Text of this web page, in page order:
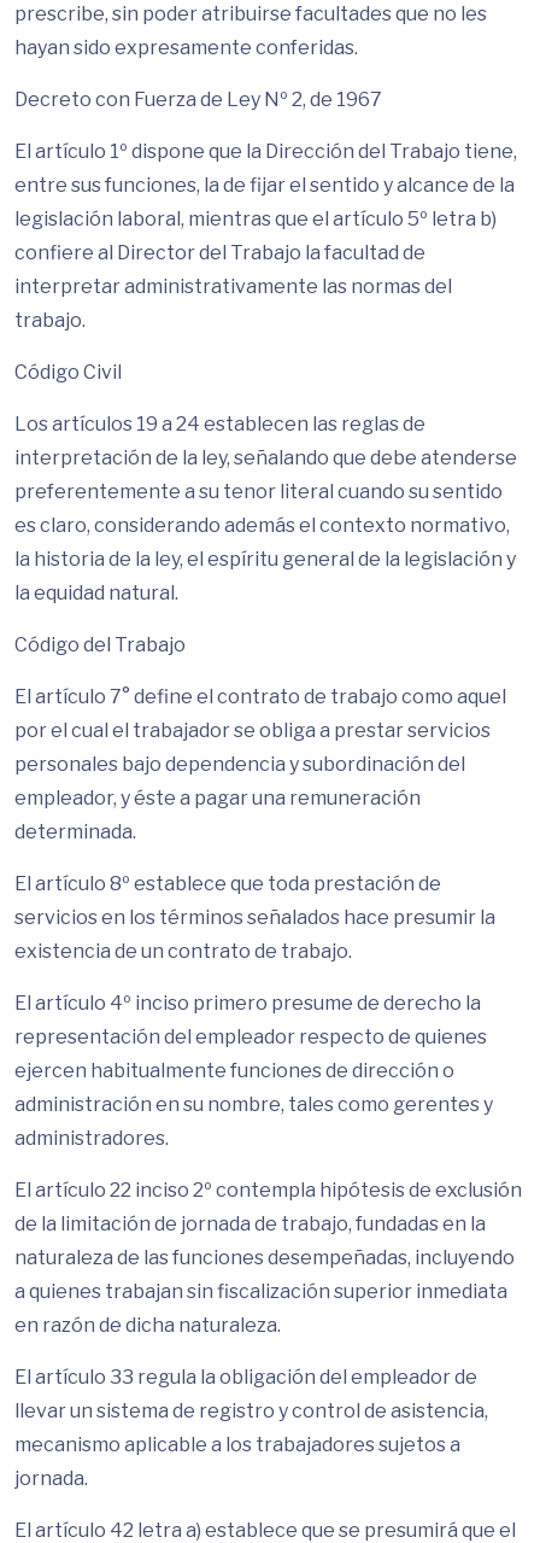
prescribe, sin poder atribuirse facultades que no les
hayan sido expresamente conferidas.
Decreto con Fuerza de Ley Nº 2, de 1967
El artículo 1º dispone que la Dirección del Trabajo tiene,
entre sus funciones, la de fijar el sentido y alcance de la
legislación laboral, mientras que el artículo 5º letra b)
confiere al Director del Trabajo la facultad de
interpretar administrativamente las normas del
trabajo.
Código Civil
Los artículos 19 a 24 establecen las reglas de
interpretación de la ley, señalando que debe atenderse
preferentemente a su tenor literal cuando su sentido
es claro, considerando además el contexto normativo,
la historia de la ley, el espíritu general de la legislación y
la equidad natural.
Código del Trabajo
El artículo 7° define el contrato de trabajo como aquel
por el cual el trabajador se obliga a prestar servicios
personales bajo dependencia y subordinación del
empleador, y éste a pagar una remuneración
determinada.
El artículo 8º establece que toda prestación de
servicios en los términos señalados hace presumir la
existencia de un contrato de trabajo.
El artículo 4º inciso primero presume de derecho la
representación del empleador respecto de quienes
ejercen habitualmente funciones de dirección o
administración en su nombre, tales como gerentes y
administradores.
El artículo 22 inciso 2º contempla hipótesis de exclusión
de la limitación de jornada de trabajo, fundadas en la
naturaleza de las funciones desempeñadas, incluyendo
a quienes trabajan sin fiscalización superior inmediata
en razón de dicha naturaleza.
El artículo 33 regula la obligación del empleador de
llevar un sistema de registro y control de asistencia,
mecanismo aplicable a los trabajadores sujetos a
jornada.
El artículo 42 letra a) establece que se presumirá que el